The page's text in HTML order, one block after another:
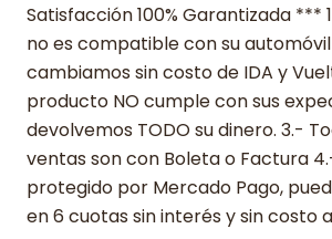
Satisfacción 100% Garantizada ***
no es compatible con su automóvil
cambiamos sin costo de IDA y
producto NO cumple con sus
devolvemos TODO su dinero. 3.-
ventas son con Boleta o Factura
protegido por Mercado Pago,
en 6 cuotas sin interés y sin costo